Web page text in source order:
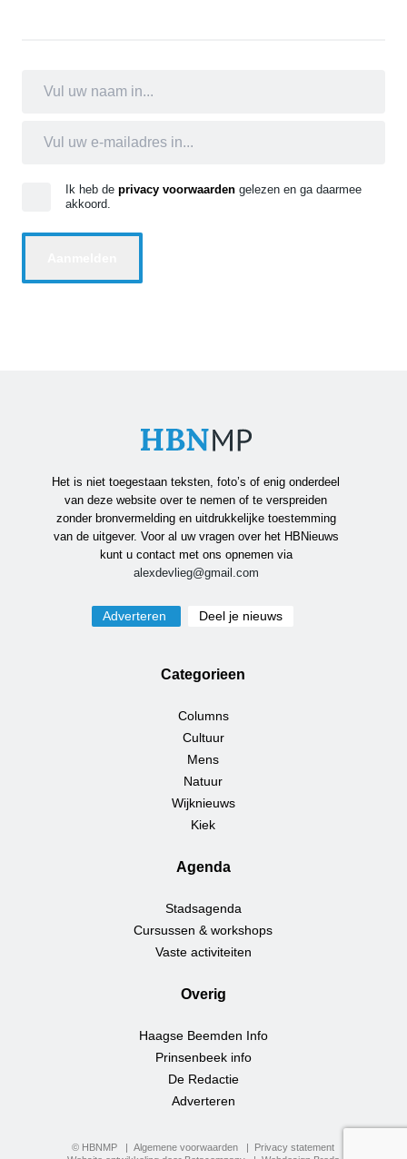
Ik heb de privacy voorwaarden gelezen en ga daarmee
akkoord.
Het is niet toegestaan teksten, foto’s of enig onderdeel
van deze website over te nemen of te verspreiden
zonder bronvermelding en uitdrukkelijke toestemming
van de uitgever. Voor al uw vragen over het HBNieuws
kunt u contact met ons opnemen via
alexdevlieg@gmail.com
Adverteren Deel je nieuws
Categorieen
Columns
Cultuur
Mens
Natuur
Wijknieuws
Kiek
Agenda
Stadsagenda
Cursussen & workshops
Vaste activiteiten
Overig
Haagse Beemden Info
Prinsenbeek info
De Redactie
Adverteren
© HBNMP Algemene voorwaarden
Privacy statement